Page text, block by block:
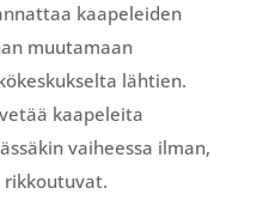
kaapeleiden
muutamaan
lähtien.
kaapeleita
vaiheessa ilman,